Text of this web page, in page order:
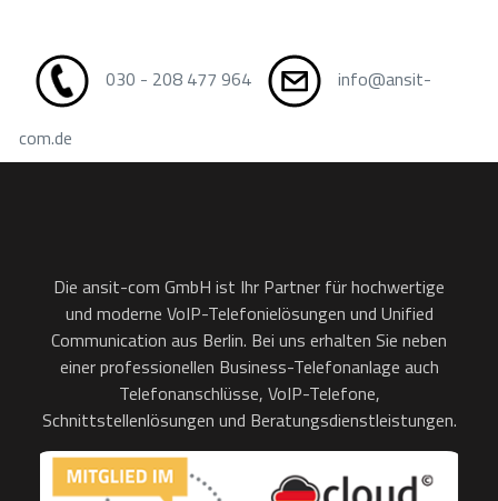
030 - 208 477 964 info@ansit-
com.de
Die ansit-com GmbH ist Ihr Partner für hochwertige
und moderne VoIP-Telefonielösungen und Unified
Communication aus Berlin. Bei uns erhalten Sie neben
einer professionellen Business-Telefonanlage auch
Telefonanschlüsse, VoIP-Telefone,
Schnittstellenlösungen und Beratungsdienstleistungen.